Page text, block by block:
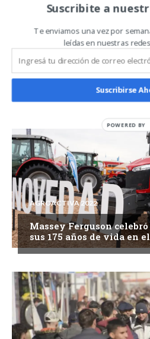
AGROACTIVA 2022
Valtra exhibió su
AgroActiva 2022
AGROACTIVA 2022
Massey Ferguson
sus 175 años de vida en
Suscribite a
Te enviamos una vez por
leídas en nuestras
Suscribirse